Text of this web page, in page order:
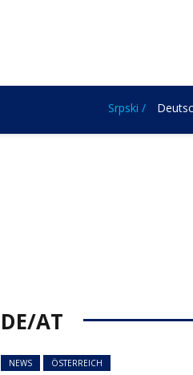
Srpski /
DE/AT
NEWS ÖSTERREICH